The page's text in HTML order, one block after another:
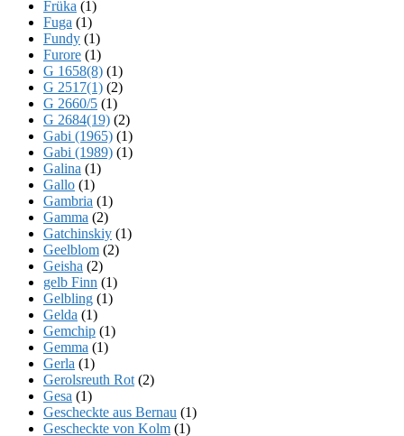
Früka (1)
Fuga (1)
Fundy (1)
Furore (1)
G 1658(8) (1)
G 2517(1) (2)
G 2660/5 (1)
G 2684(19) (2)
Gabi (1965) (1)
Gabi (1989) (1)
Galina (1)
Gallo (1)
Gambria (1)
Gamma (2)
Gatchinskiy (1)
Geelblom (2)
Geisha (2)
gelb Finn (1)
Gelbling (1)
Gelda (1)
Gemchip (1)
Gemma (1)
Gerla (1)
Gerolsreuth Rot (2)
Gesa (1)
Gescheckte aus Bernau (1)
Gescheckte von Kolm (1)